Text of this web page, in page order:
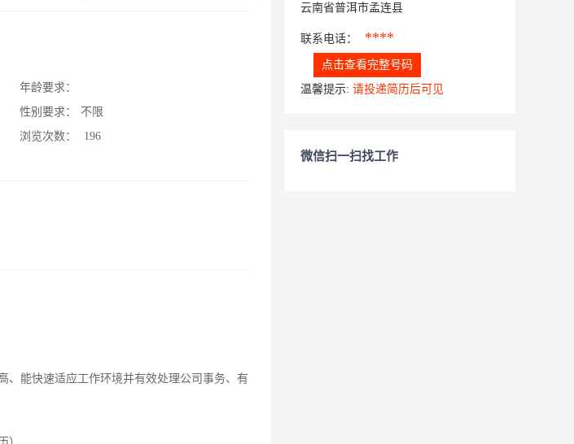
年龄要求：
性别要求：
不限
浏览次数：
196
、能快速适应工作环境并有效处理公司事务、有
云南省普洱市孟连县
联系电话： ****
点击查看完整号码
温馨提示: 请投递简历后可见
微信扫一扫找工作